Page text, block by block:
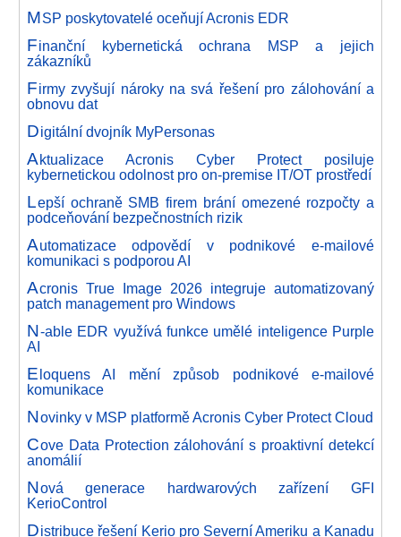
MSP poskytovatelé oceňují Acronis EDR
Finanční kybernetická ochrana MSP a jejich
zákazníků
Firmy zvyšují nároky na svá řešení pro zálohování a
obnovu dat
Digitální dvojník MyPersonas
Aktualizace Acronis Cyber Protect posiluje
kybernetickou odolnost pro on-premise IT/OT prostředí
Lepší ochraně SMB firem brání omezené rozpočty a
podceňování bezpečnostních rizik
Automatizace odpovědí v podnikové e-mailové
komunikaci s podporou AI
Acronis True Image 2026 integruje automatizovaný
patch management pro Windows
N-able EDR využívá funkce umělé inteligence Purple
AI
Eloquens AI mění způsob podnikové e-mailové
komunikace
Novinky v MSP platformě Acronis Cyber Protect Cloud
Cove Data Protection zálohování s proaktivní detekcí
anomálií
Nová generace hardwarových zařízení GFI
KerioControl
Distribuce řešení Kerio pro Severní Ameriku a Kanadu